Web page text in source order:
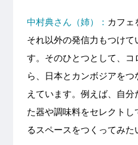
中村典さん（姉）： カフェ
それ以外の発信力もつけて
す。そのひとつとして、コ
ら、日本とカンボジアを
えています。例えば、自
た器や調味料をセレクト
るスペースをつくってみた